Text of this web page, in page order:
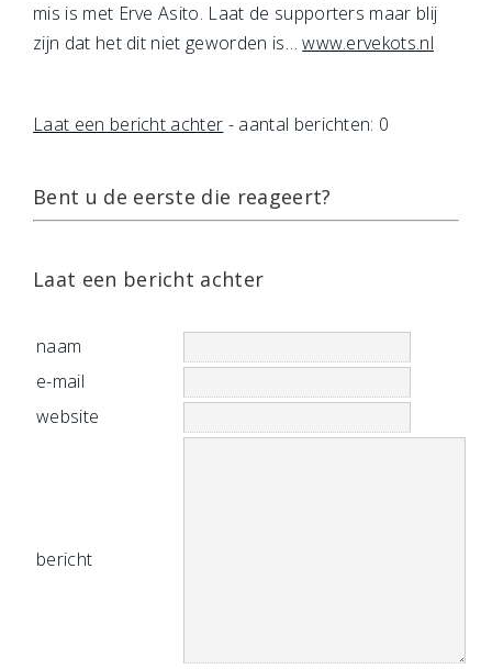
mis is met Erve Asito. Laat de supporters maar blij
zijn dat het dit niet geworden is…www.ervekots.nl
Laat een bericht achter - aantal berichten: 0
Bent u de eerste die reageert?
Laat een bericht achter
naam
e-mail
website
bericht